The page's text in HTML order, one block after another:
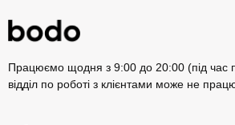
Працюємо щодня з 9:00 до 20:00 (під час
відділ по роботі з клієнтами може не